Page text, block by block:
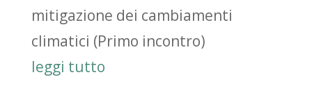
mitigazione dei cambiamenti
climatici (Primo incontro)
leggi tutto